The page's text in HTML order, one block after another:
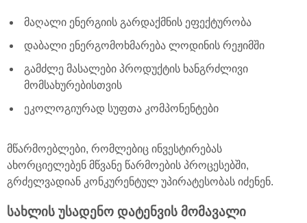
მაღალი ენერგიის გარდაქმნის ეფექტურობა
დაბალი ენერგომოხმარება ლოდინის რეჟიმში
გამძლე მასალები პროდუქტის ხანგრძლივი
მომსახურებისთვის
ეკოლოგიურად სუფთა კომპონენტები
მწარმოებლები, რომლებიც ინვესტირებას
ახორციელებენ მწვანე წარმოების პროცესებში,
გრძელვადიან კონკურენტულ უპირატესობას იძენენ.
სახლის უსადენო დატენვის მომავალი